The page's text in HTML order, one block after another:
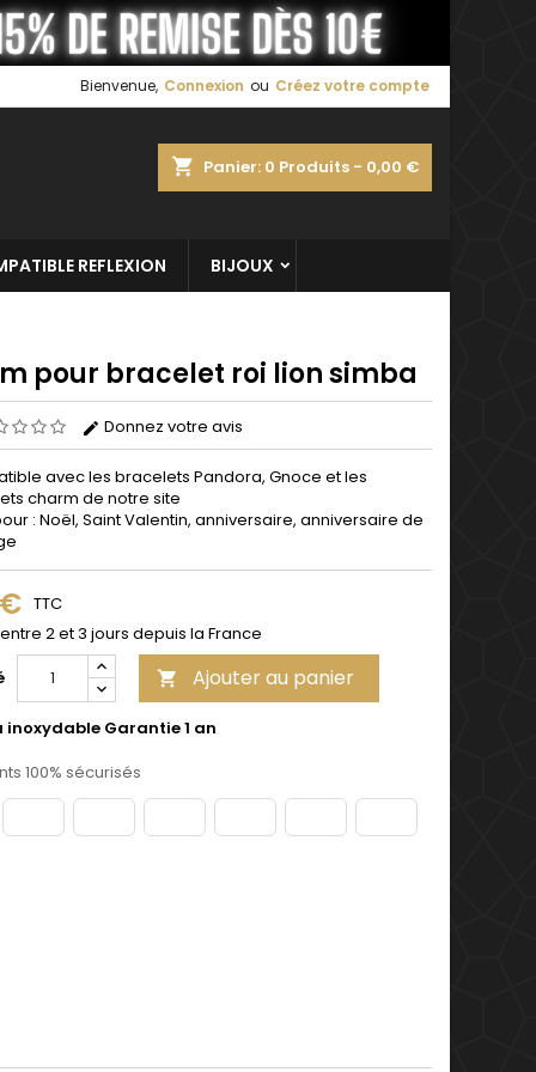
Bienvenue, Connexion ou Créez votre compte
shopping_cart Panier: 0 Produits - 0,00 €
REFLEXION BIJOUX
pour bracelet roi lion simba
Donnez votre avis
avec les bracelets Pandora, Gnoce et les
charm de notre site
: Noël, Saint Valentin, anniversaire, anniversaire de
TTC
2 et 3 jours depuis la France
 Ajouter au panier
inoxydable Garantie 1 an
100% sécurisés